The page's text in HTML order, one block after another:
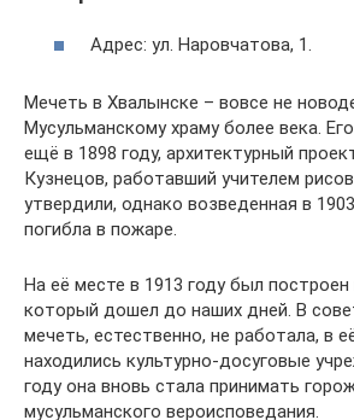
Адрес: ул. Наровчатова, 1.
Мечеть в Хвалынске – вовсе не
Мусульманскому храму более века.
ещё в 1898 году, архитектурный
Кузнецов, работавший учителем
утвердили, однако возведенная в
погибла в пожаре.
На её месте в 1913 году был
который дошел до наших дней. В
мечеть, естественно, не работала, в
находились культурно-досуговые
году она вновь стала принимать
мусульманского вероисповедания.